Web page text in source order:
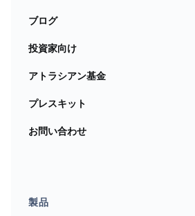
ブログ
投資家向け
アトラシアン基金
プレスキット
お問い合わせ
製品